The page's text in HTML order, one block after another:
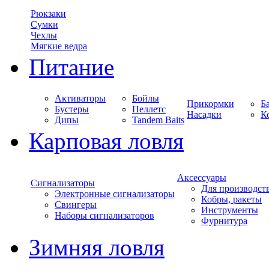
Рюкзаки
Сумки
Чехлы
Мягкие ведра
Питание
Активаторы
Бустеры
Дипы
Бойлы
Пеллетс
Tandem Baits
Прикормки
Насадки
Карповая ловля
Сигнализаторы
Электронные сигнализаторы
Свингеры
Наборы сигнализаторов
Аксессуары
Для
Кобры, ракеты
Инструменты
Фурнитура
Зимняя ловля